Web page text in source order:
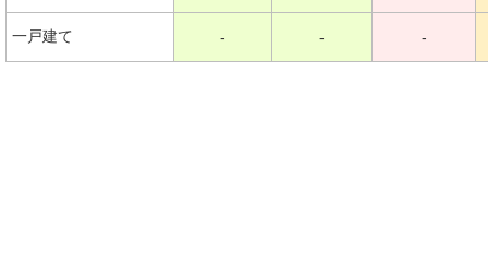
一戸建て - - -